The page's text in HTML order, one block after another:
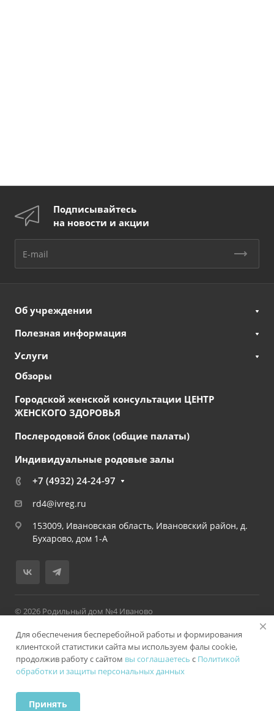
Подписывайтесь
на новости и акции
Об учреждении
Полезная информация
Услуги
Обзоры
Городской женской консультации ЦЕНТР
ЖЕНСКОГО ЗДОРОВЬЯ
Послеродовой блок (общие палаты)
Индивидуальные родовые залы
+7 (4932) 24-24-97
rd4@ivreg.ru
153009, Ивановская область, Ивановский район, д.
Бухарово, дом 1-А
© 2026 Родильный дом №4 Иваново
Согласие на обработку персональных данных
Политика обработки и защиты персональных данных ОБУЗ
"Родильный дом № 4
Версия для слабовидящих
Для обеспечения бесперебойной работы и формирования
клиентской статистики сайта мы используем фалы cookie,
продолжив работу с сайтом вы соглашаетесь с Политикой
обработки и защиты персональных данных
Принять